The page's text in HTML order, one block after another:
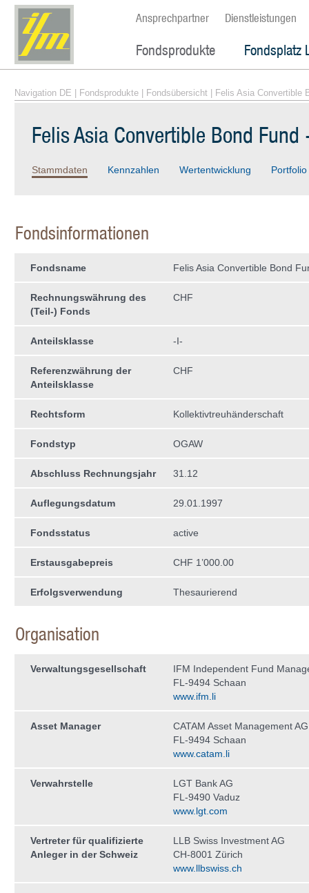
Ansprechpartner Dienstleistungen
Fondsprodukte Fondsplatz
Navigation DE Fondsprodukte Fondsübersicht | Felis Asia Convertible
Felis Asia Convertible Bond Fund
Stammdaten Kennzahlen Wertentwicklung Portfolio
Fondsinformationen
Fondsname Felis Asia Convertible Bond
Rechnungswährung des
(Teil-) Fonds
CHF
Anteilsklasse -I-
Referenzwährung der
Anteilsklasse
CHF
Rechtsform Kollektivtreuhän­derschaft
Fondstyp OGAW
Abschluss Rechnungsjahr 31.12
Auflegungsdatum 29.01.1997
Fondsstatus active
Erstausgabepreis CHF 1’000.00
Erfolgsverwendung Thesaurierend
Organisation
Verwaltungs­gesellschaft
IFM Independent Fund
FL-9494 Schaan
www.ifm.li
Asset Manager
CATAM Asset Management AG
FL-9494 Schaan
www.catam.li
Verwahrstelle
LGT Bank AG
FL-9490 Vaduz
www.lgt.com
Vertreter für qualifizierte
Anleger in der Schweiz
LLB Swiss Investment AG
CH-8001 Zürich
www.llbswiss.ch